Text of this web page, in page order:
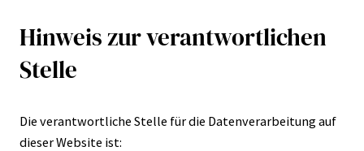
Hinweis zur verantwortlichen
Stelle
Die verantwortliche Stelle für die Datenverarbeitung auf
dieser Website ist: